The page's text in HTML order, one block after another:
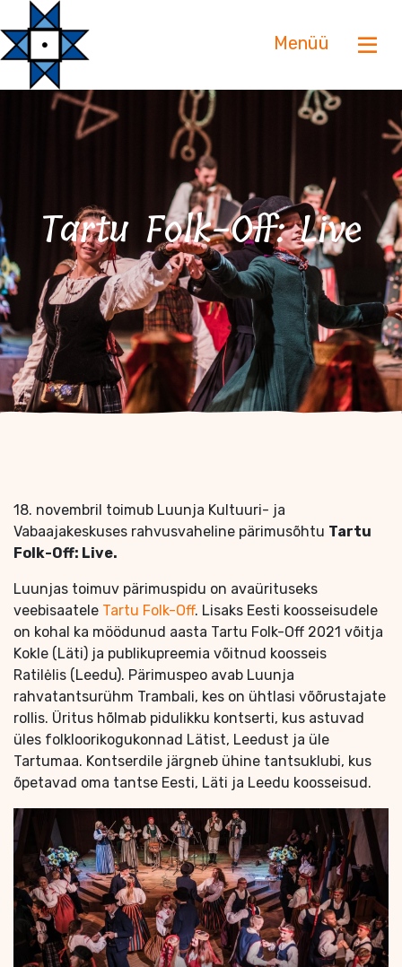
Menüü
Tartu Folk-Off: Live
18. novembril toimub Luunja Kultuuri- ja
Vabaajakeskuses rahvusvaheline pärimusõhtu Tartu
Folk-Off: Live.
Luunjas toimuv pärimuspidu on avaürituseks
veebisaatele Tartu Folk-Off. Lisaks Eesti koosseisudele
on kohal ka möödunud aasta Tartu Folk-Off 2021 võitja
Kokle (Läti) ja publikupreemia võitnud koosseis
Ratilėlis (Leedu). Pärimuspeo avab Luunja
rahvatantsurühm Trambali, kes on ühtlasi võõrustajate
rollis. Üritus hõlmab pidulikku kontserti, kus astuvad
üles folkloorikogukonnad Lätist, Leedust ja üle
Tartumaa. Kontserdile järgneb ühine tantsuklubi, kus
õpetavad oma tantse Eesti, Läti ja Leedu koosseisud.